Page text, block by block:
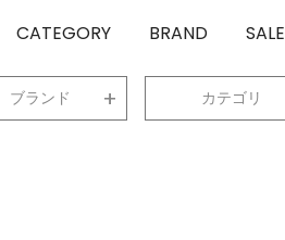
CATEGORY BRAND SALE
ブランド カテゴリ